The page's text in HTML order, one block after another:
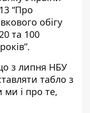
“Про
обігу
та 100
.
з липня НБУ
табло з
ми і про те,